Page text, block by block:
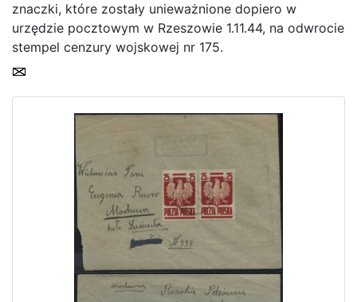
Home page
Current auction
Recent result
znaczki, które zostały unieważnione dopiero w
urzędzie pocztowym w Rzeszowie 1.11.44, na odwrocie
stempel cenzury wojskowej nr 175.